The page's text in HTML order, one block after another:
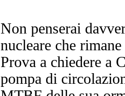
Non penserai
nucleare che
Prova a chiedere a
pompa di